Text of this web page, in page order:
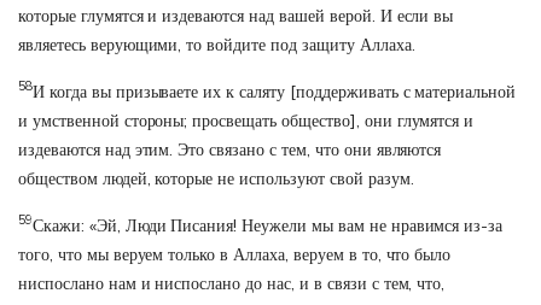
которые глумятся и издеваются над вашей верой. И если вы
являетесь верующими, то войдите под защиту Аллаха.
58И когда вы призываете их к саляту [поддерживать с материальной
и умственной стороны; просвещать общество], они глумятся и
издеваются над этим. Это связано с тем, что они являются
обществом людей, которые не используют свой разум.
59Скажи: «Эй, Люди Писания! Неужели мы вам не нравимся из-за
того, что мы веруем только в Аллаха, веруем в то, что было
ниспослано нам и ниспослано до нас, и в связи с тем, что,